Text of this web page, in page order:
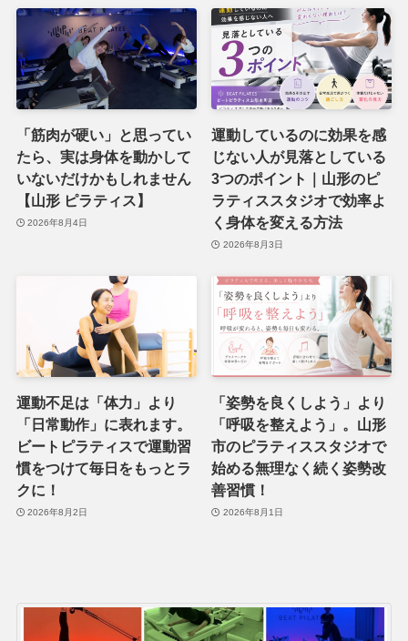
「筋肉が硬い」と思ってい
たら、実は身体を動かして
いないだけかもしれません
【山形 ピラティス】
2026年8月4日
運動しているのに効果を感
じない人が見落としている
3つのポイント｜山形のピ
ラティススタジオで効率よ
く身体を変える方法
2026年8月3日
運動不足は「体力」より
「日常動作」に表れます。
ビートピラティスで運動習
慣をつけて毎日をもっとラ
クに！
2026年8月2日
「姿勢を良くしよう」より
「呼吸を整えよう」。山形
市のピラティススタジオで
始める無理なく続く姿勢改
善習慣！
2026年8月1日